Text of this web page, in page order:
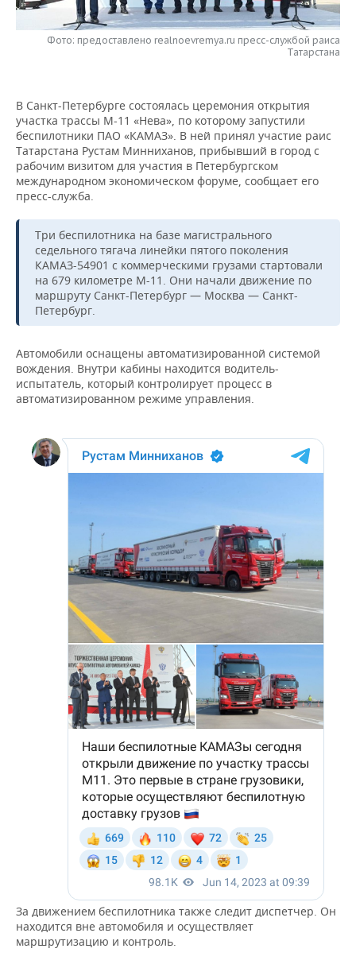
НЕФТЕХИМИЯ
НЕФТЬ
ЭНЕРГЕТИКА
РОЗНИЧНАЯ ТОРГОВЛЯ
УСЛУГИ
НОВОСТИ ТЕХНОЛОГИЙ
МЕДИА
ТЕЛЕКОММУНИКАЦИИ
МЕРОПРИЯТИЯ
ВЫЕЗДНАЯ РЕДАКЦИЯ
БИЗНЕС-БРАНЧИ
ONLINE-КОНФЕРЕНЦИИ
НОВОСТИ СПОРТА
ФУТБОЛ
ХОККЕЙ
ВОЛЕЙБОЛ
КИБЕРСПОРТ
ФИГУРНОЕ КАТАНИЕ
ВОДНЫЕ ВИДЫ СПОРТА
ХОККЕЙ С МЯЧОМ
ОБЩЕСТВО
НОВОСТИ ОБЩЕСТВА
ВЛАСТЬ
ИСТОРИЯ
КУЛЬТУРА
МЕДИЦИНА
ОБРАЗОВАНИЕ
ПРОИСШЕСТВИЯ
ФОТОГАЛЕРЕЯ
СЮЖЕТЫ
СПИСОК ПЕРСОН
СПИСОК КОМПАНИЙ
ПОЛНАЯ ВЕРСИЯ
Фото: предоставлено realnoevremya.ru пресс-службой раиса
Татарстана
В Санкт-Петербурге состоялась церемония открытия
участка трассы М-11 «Нева», по которому запустили
беспилотники ПАО «КАМАЗ». В ней принял участие раис
Татарстана Рустам Минниханов, прибывший в город с
рабочим визитом для участия в Петербургском
международном экономическом форуме, сообщает его
пресс-служба.
Три беспилотника на базе магистрального
седельного тягача линейки пятого поколения
КАМАЗ-54901 с коммерческими грузами стартовали
на 679 километре М-11. Они начали движение по
маршруту Санкт-Петербург — Москва — Санкт-
Петербург.
Автомобили оснащены автоматизированной системой
вождения. Внутри кабины находится водитель-
испытатель, который контролирует процесс в
автоматизированном режиме управления.
За движением беспилотника также следит диспетчер. Он
находится вне автомобиля и осуществляет
маршрутизацию и контроль.